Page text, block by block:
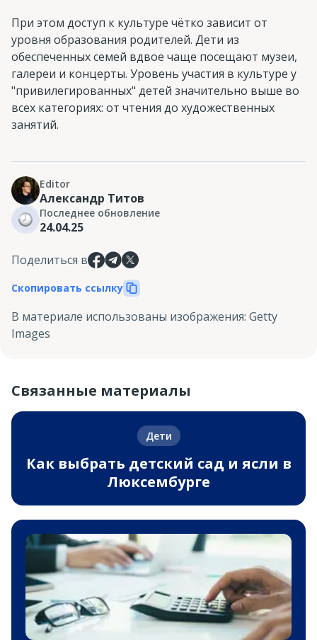
При этом доступ к культуре чётко зависит от
уровня образования родителей. Дети из
обеспеченных семей вдвое чаще посещают музеи,
галереи и концерты. Уровень участия в культуре у
"привилегированных" детей значительно выше во
всех категориях: от чтения до художественных
занятий.
Editor
Александр Титов
Последнее обновление
24.04.25
Поделиться в
Скопировать ссылку
В материале использованы изображения: Getty
Images
Связанные материалы
Дети
Как выбрать детский сад и ясли в
Люксембурге